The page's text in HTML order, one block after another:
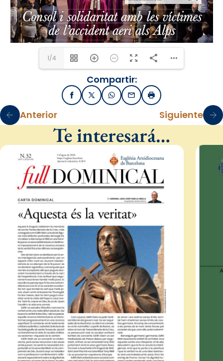
1/4
Compartir:
FacebookX / TwitterWhatsApp
EmailImprimir
Anterior Siguiente
Te interesará…